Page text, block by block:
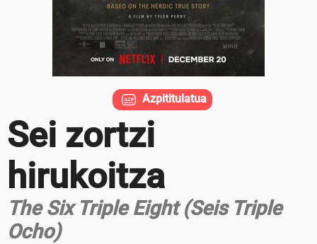
Sei zortzi
hirukoitza
The Six Triple Eight (Seis Triple
Ocho)
Azpititulatua